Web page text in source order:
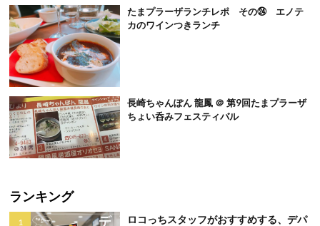
たまプラーザランチレポ その㉔ エノテ
カのワインつきランチ
長崎ちゃんぽん 龍鳳 ＠ 第9回たまプラーザ
ちょい呑みフェスティバル
ランキング
ロコっちスタッフがおすすめする、デパ